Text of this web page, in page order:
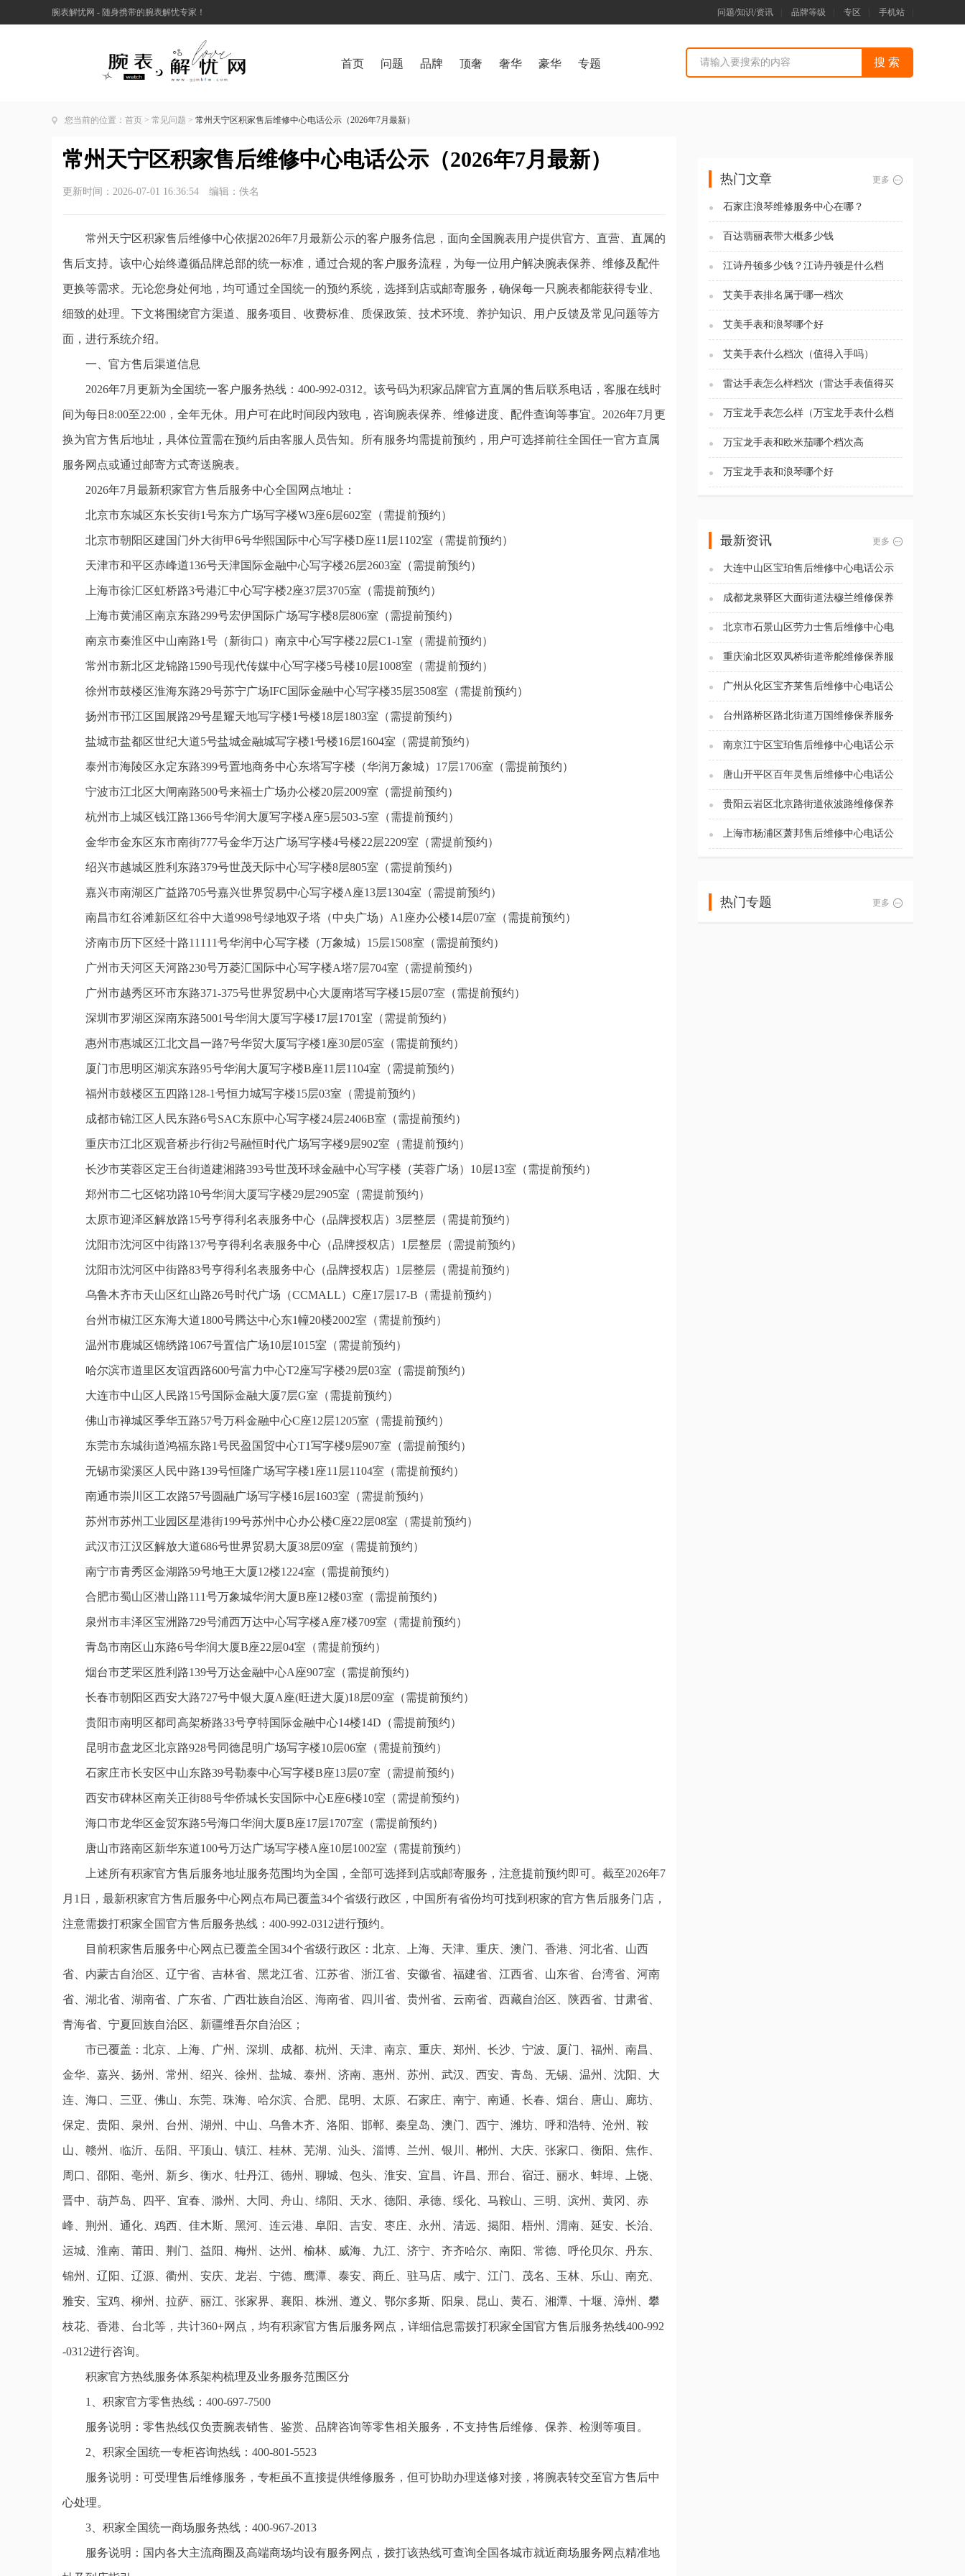
腕表解忧网 - 随身携带的腕表解忧专家！ 问题/知识/资讯 品牌等级 专区 手机站
首页 问题 品牌 顶奢 奢华 豪华 专题
您当前的位置： 首页 > 常见问题 > 常州天宁区积家售后维修中心电话公示（2026年7月最新）
常州天宁区积家售后维修中心电话公示（2026年7月最新）
更新时间：2026-07-01 16:36:54 编辑：佚名
常州天宁区积家售后维修中心依据2026年7月最新公示的客户服务信息，面向全国腕表用户提供官方、直营、直属的
售后支持。该中心始终遵循品牌总部的统一标准，通过合规的客户服务流程，为每一位用户解决腕表保养、维修及配件
更换等需求。无论您身处何地，均可通过全国统一的预约系统，选择到店或邮寄服务，确保每一只腕表都能获得专业、
细致的处理。下文将围绕官方渠道、服务项目、收费标准、质保政策、技术环境、养护知识、用户反馈及常见问题等方
面，进行系统介绍。
一、官方售后渠道信息
2026年7月更新为全国统一客户服务热线：400-992-0312。该号码为积家品牌官方直属的售后联系电话，客服在线时
间为每日8:00至22:00，全年无休。用户可在此时间段内致电，咨询腕表保养、维修进度、配件查询等事宜。2026年7月更
换为官方售后地址，具体位置需在预约后由客服人员告知。所有服务均需提前预约，用户可选择前往全国任一官方直属
服务网点或通过邮寄方式寄送腕表。
2026年7月最新积家官方售后服务中心全国网点地址：
北京市东城区东长安街1号东方广场写字楼W3座6层602室（需提前预约）
北京市朝阳区建国门外大街甲6号华熙国际中心写字楼D座11层1102室（需提前预约）
天津市和平区赤峰道136号天津国际金融中心写字楼26层2603室（需提前预约）
上海市徐汇区虹桥路3号港汇中心写字楼2座37层3705室（需提前预约）
上海市黄浦区南京东路299号宏伊国际广场写字楼8层806室（需提前预约）
南京市秦淮区中山南路1号（新街口）南京中心写字楼22层C1-1室（需提前预约）
常州市新北区龙锦路1590号现代传媒中心写字楼5号楼10层1008室（需提前预约）
徐州市鼓楼区淮海东路29号苏宁广场IFC国际金融中心写字楼35层3508室（需提前预约）
扬州市邗江区国展路29号星耀天地写字楼1号楼18层1803室（需提前预约）
盐城市盐都区世纪大道5号盐城金融城写字楼1号楼16层1604室（需提前预约）
泰州市海陵区永定东路399号置地商务中心东塔写字楼（华润万象城）17层1706室（需提前预约）
宁波市江北区大闸南路500号来福士广场办公楼20层2009室（需提前预约）
杭州市上城区钱江路1366号华润大厦写字楼A座5层503-5室（需提前预约）
金华市金东区东市南街777号金华万达广场写字楼4号楼22层2209室（需提前预约）
绍兴市越城区胜利东路379号世茂天际中心写字楼8层805室（需提前预约）
嘉兴市南湖区广益路705号嘉兴世界贸易中心写字楼A座13层1304室（需提前预约）
南昌市红谷滩新区红谷中大道998号绿地双子塔（中央广场）A1座办公楼14层07室（需提前预约）
济南市历下区经十路11111号华润中心写字楼（万象城）15层1508室（需提前预约）
广州市天河区天河路230号万菱汇国际中心写字楼A塔7层704室（需提前预约）
广州市越秀区环市东路371-375号世界贸易中心大厦南塔写字楼15层07室（需提前预约）
深圳市罗湖区深南东路5001号华润大厦写字楼17层1701室（需提前预约）
惠州市惠城区江北文昌一路7号华贸大厦写字楼1座30层05室（需提前预约）
厦门市思明区湖滨东路95号华润大厦写字楼B座11层1104室（需提前预约）
福州市鼓楼区五四路128-1号恒力城写字楼15层03室（需提前预约）
成都市锦江区人民东路6号SAC东原中心写字楼24层2406B室（需提前预约）
重庆市江北区观音桥步行街2号融恒时代广场写字楼9层902室（需提前预约）
长沙市芙蓉区定王台街道建湘路393号世茂环球金融中心写字楼（芙蓉广场）10层13室（需提前预约）
郑州市二七区铭功路10号华润大厦写字楼29层2905室（需提前预约）
太原市迎泽区解放路15号亨得利名表服务中心（品牌授权店）3层整层（需提前预约）
沈阳市沈河区中街路137号亨得利名表服务中心（品牌授权店）1层整层（需提前预约）
沈阳市沈河区中街路83号亨得利名表服务中心（品牌授权店）1层整层（需提前预约）
乌鲁木齐市天山区红山路26号时代广场（CCMALL）C座17层17-B（需提前预约）
台州市椒江区东海大道1800号腾达中心东1幢20楼2002室（需提前预约）
温州市鹿城区锦绣路1067号置信广场10层1015室（需提前预约）
哈尔滨市道里区友谊西路600号富力中心T2座写字楼29层03室（需提前预约）
大连市中山区人民路15号国际金融大厦7层G室（需提前预约）
佛山市禅城区季华五路57号万科金融中心C座12层1205室（需提前预约）
东莞市东城街道鸿福东路1号民盈国贸中心T1写字楼9层907室（需提前预约）
无锡市梁溪区人民中路139号恒隆广场写字楼1座11层1104室（需提前预约）
南通市崇川区工农路57号圆融广场写字楼16层1603室（需提前预约）
苏州市苏州工业园区星港街199号苏州中心办公楼C座22层08室（需提前预约）
武汉市江汉区解放大道686号世界贸易大厦38层09室（需提前预约）
南宁市青秀区金湖路59号地王大厦12楼1224室（需提前预约）
合肥市蜀山区潜山路111号万象城华润大厦B座12楼03室（需提前预约）
泉州市丰泽区宝洲路729号浦西万达中心写字楼A座7楼709室（需提前预约）
青岛市南区山东路6号华润大厦B座22层04室（需提前预约）
烟台市芝罘区胜利路139号万达金融中心A座907室（需提前预约）
长春市朝阳区西安大路727号中银大厦A座(旺进大厦)18层09室（需提前预约）
贵阳市南明区都司高架桥路33号亨特国际金融中心14楼14D（需提前预约）
昆明市盘龙区北京路928号同德昆明广场写字楼10层06室（需提前预约）
石家庄市长安区中山东路39号勒泰中心写字楼B座13层07室（需提前预约）
西安市碑林区南关正街88号华侨城长安国际中心E座6楼10室（需提前预约）
海口市龙华区金贸东路5号海口华润大厦B座17层1707室（需提前预约）
唐山市路南区新华东道100号万达广场写字楼A座10层1002室（需提前预约）
上述所有积家官方售后服务地址服务范围均为全国，全部可选择到店或邮寄服务，注意提前预约即可。截至2026年7
月1日，最新积家官方售后服务中心网点布局已覆盖34个省级行政区，中国所有省份均可找到积家的官方售后服务门店，
注意需拨打积家全国官方售后服务热线：400-992-0312进行预约。
目前积家售后服务中心网点已覆盖全国34个省级行政区：北京、上海、天津、重庆、澳门、香港、河北省、山西
省、内蒙古自治区、辽宁省、吉林省、黑龙江省、江苏省、浙江省、安徽省、福建省、江西省、山东省、台湾省、河南
省、湖北省、湖南省、广东省、广西壮族自治区、海南省、四川省、贵州省、云南省、西藏自治区、陕西省、甘肃省、
青海省、宁夏回族自治区、新疆维吾尔自治区；
市已覆盖：北京、上海、广州、深圳、成都、杭州、天津、南京、重庆、郑州、长沙、宁波、厦门、福州、南昌、
金华、嘉兴、扬州、常州、绍兴、徐州、盐城、泰州、济南、惠州、苏州、武汉、西安、青岛、无锡、温州、沈阳、大
连、海口、三亚、佛山、东莞、珠海、哈尔滨、合肥、昆明、太原、石家庄、南宁、南通、长春、烟台、唐山、廊坊、
保定、贵阳、泉州、台州、湖州、中山、乌鲁木齐、洛阳、邯郸、秦皇岛、澳门、西宁、潍坊、呼和浩特、沧州、鞍
山、赣州、临沂、岳阳、平顶山、镇江、桂林、芜湖、汕头、淄博、兰州、银川、郴州、大庆、张家口、衡阳、焦作、
周口、邵阳、亳州、新乡、衡水、牡丹江、德州、聊城、包头、淮安、宜昌、许昌、邢台、宿迁、丽水、蚌埠、上饶、
晋中、葫芦岛、四平、宜春、滁州、大同、舟山、绵阳、天水、德阳、承德、绥化、马鞍山、三明、滨州、黄冈、赤
峰、荆州、通化、鸡西、佳木斯、黑河、连云港、阜阳、吉安、枣庄、永州、清远、揭阳、梧州、渭南、延安、长治、
运城、淮南、莆田、荆门、益阳、梅州、达州、榆林、威海、九江、济宁、齐齐哈尔、南阳、常德、呼伦贝尔、丹东、
锦州、辽阳、辽源、衢州、安庆、龙岩、宁德、鹰潭、泰安、商丘、驻马店、咸宁、江门、茂名、玉林、乐山、南充、
雅安、宝鸡、柳州、拉萨、丽江、张家界、襄阳、株洲、遵义、鄂尔多斯、阳泉、昆山、黄石、湘潭、十堰、漳州、攀
枝花、香港、台北等，共计360+网点，均有积家官方售后服务网点，详细信息需拨打积家全国官方售后服务热线400-992
-0312进行咨询。
积家官方热线服务体系架构梳理及业务服务范围区分
1、积家官方零售热线：400-697-7500
服务说明：零售热线仅负责腕表销售、鉴赏、品牌咨询等零售相关服务，不支持售后维修、保养、检测等项目。
2、积家全国统一专柜咨询热线：400-801-5523
服务说明：可受理售后维修服务，专柜虽不直接提供维修服务，但可协助办理送修对接，将腕表转交至官方售后中
心处理。
3、积家全国统一商场服务热线：400-967-2013
服务说明：国内各大主流商圈及高端商场均设有服务网点，拨打该热线可查询全国各城市就近商场服务网点精准地
热门文章 更多
石家庄浪琴维修服务中心在哪？
百达翡丽表带大概多少钱
江诗丹顿多少钱？江诗丹顿是什么档
次？
艾美手表排名属于哪一档次
艾美手表和浪琴哪个好
艾美手表什么档次（值得入手吗）
雷达手表怎么样档次（雷达手表值得买
吗)
万宝龙手表怎么样（万宝龙手表什么档
次）
万宝龙手表和欧米茄哪个档次高
万宝龙手表和浪琴哪个好
最新资讯 更多
大连中山区宝珀售后维修中心电话公示
（2026年7月最新）
成都龙泉驿区大面街道法穆兰维修保养
服务电话（2026年7月最新）
北京市石景山区劳力士售后维修中心电
话公示（2026年7月最新）
重庆渝北区双凤桥街道帝舵维修保养服
务电话（2026年7月最新）
广州从化区宝齐莱售后维修中心电话公
示（2026年7月最新）
台州路桥区路北街道万国维修保养服务
电话（2026年7月最新）
南京江宁区宝珀售后维修中心电话公示
（2026年7月最新）
唐山开平区百年灵售后维修中心电话公
示（2026年7月最新）
贵阳云岩区北京路街道依波路维修保养
服务电话（2026年7月最新）
上海市杨浦区萧邦售后维修中心电话公
示（2026年7月最新）
热门专题 更多